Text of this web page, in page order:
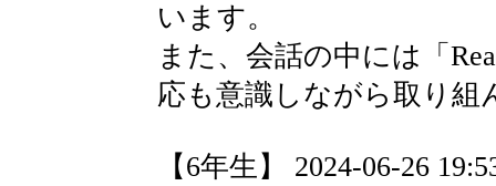
います。
また、会話の中には「
応も意識しながら取り組
【6年生】 2024-06-26